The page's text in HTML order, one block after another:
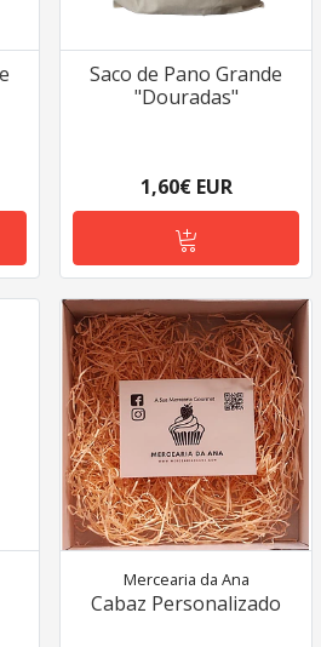
Saco de Pano Grande
"Douradas"
1,60€ EUR
Mercearia da Ana
Cabaz Personalizado